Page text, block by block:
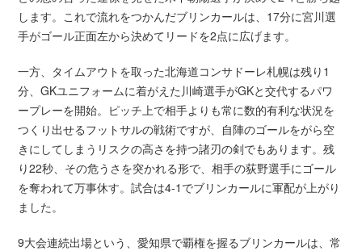
します。これで流れをつかんだブリンカールは、17分に宮川選
手がゴール正面左から決めてリードを2点に広げます。
一方、タイムアウトを取った北海道コンサドーレ札幌は残り1
分、GKユニフォームに着がえた川崎選手がGKと交代するパワ
ープレーを開始。ピッチ上で相手よりも常に数的有利な状況を
つくり出せるフットサルの戦術ですが、自陣のゴールをがら空
きにしてしまうリスクの高さを持つ諸刃の剣でもあります。残
り22秒、その危うさを突かれる形で、相手の荻野選手にゴール
を奪われて万事休す。試合は4-1でブリンカールに軍配が上がり
ました。
9大会連続出場という、愛知県で覇権を握るブリンカールは、常